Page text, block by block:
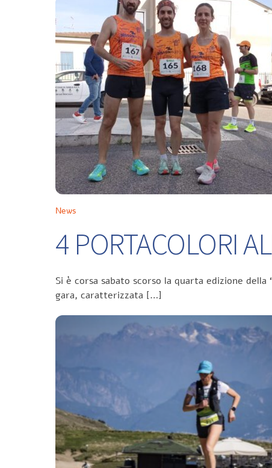
News
4 PORTACOLORI
Si è corsa sabato scorso la quarta edizione
gara, caratterizzata […]